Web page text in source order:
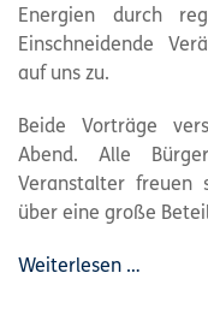
Energien durch
Einschneidende
auf uns zu.
Beide Vorträge
Abend. Alle
Veranstalter freuen
über eine große
Weiterlesen …